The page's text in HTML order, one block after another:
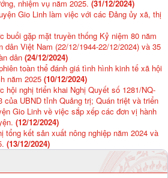
nhiệm vụ năm 2025. (31/12/2024)
Gio Linh làm việc với các Đảng ủy xã, thị
buổi gặp mặt truyền thống Kỷ niệm 80 năm
dân Việt Nam (22/12/1944-22/12/2024) và 35
dân (24/12/2024)
toàn thể đánh giá tình hình kinh tế xã hội
năm 2025 (10/12/2024)
hội nghị triển khai Nghị Quyết số 1281/NQ-
của UBND tỉnh Quảng trị; Quán triệt và triển
Gio Linh về việc sắp xếp các đơn vị hành
(12/12/2024)
tổng kết sản xuất nông nghiệp năm 2024 và
(13/12/2024)